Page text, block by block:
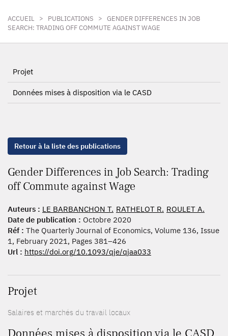
ACCUEIL > PUBLICATIONS > GENDER DIFFERENCES IN JOB
SEARCH: TRADING OFF COMMUTE AGAINST WAGE
Projet
Données mises à disposition via le CASD
Retour à la liste des publications
Gender Differences in Job Search: Trading
off Commute against Wage
Auteurs : LE BARBANCHON T. RATHELOT R. ROULET A.
Date de publication : Octobre 2020
Réf : The Quarterly Journal of Economics, Volume 136, Issue
1, February 2021, Pages 381–426
Url : https://doi.org/10.1093/qje/qjaa033
Projet
Salaires et marchés du travail locaux